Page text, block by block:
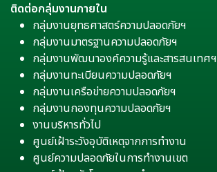
ติดต่อกลุ่มงานภายใน
กลุ่มงานยุทธศาสตร์ความปลอดภัยฯ
กลุ่มงานมาตรฐานความปลอดภัยฯ
กลุ่มงานพัฒนาองค์ความรู้และสารสนเทศฯ
กลุ่มงานทะเบียนความปลอดภัยฯ
กลุ่มงานเครือข่ายความปลอดภัยฯ
กลุ่มงานกองทุนความปลอดภัยฯ
งานบริหารทั่วไป
ศูนย์เฝ้าระวังอุบัติเหตุจากการทำงาน
ศูนย์ความปลอดภัยในการทำงานเขต